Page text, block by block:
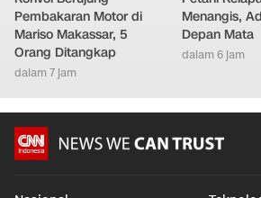
Pembakaran Motor di
Mariso Makassar, 5
Orang Ditangkap
dalam 7 jam
Menangis,
Depan Mata
dalam 6 jam